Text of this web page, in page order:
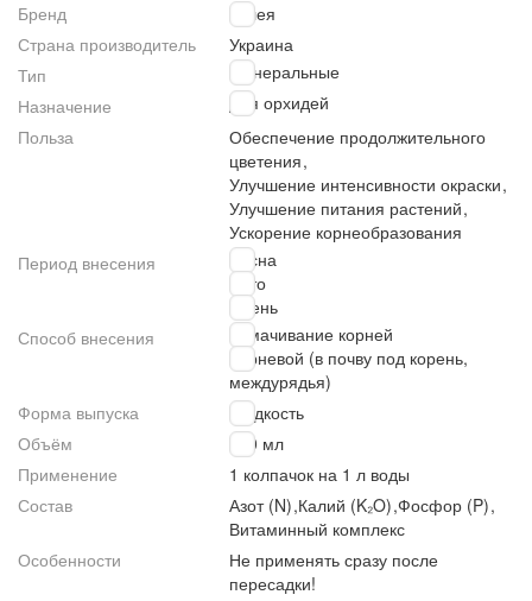
Бренд
Гилея
Страна производитель
Украина
Тип
Минеральные
Назначение
Для орхидей
Польза
Обеспечение продолжительного
цветения,
Улучшение интенсивности окраски,
Улучшение питания растений,
Ускорение корнеобразования
Период внесения
Весна
Лето
Осень
Способ внесения
Замачивание корней
Корневой (в почву под корень,
междурядья)
Форма выпуска
Жидкость
Объём
250 мл
Применение
1 колпачок на 1 л воды
Состав
Азот (N),Калий (K₂O),Фосфор (P),
Витаминный комплекс
Особенности
Не применять сразу после
пересадки!